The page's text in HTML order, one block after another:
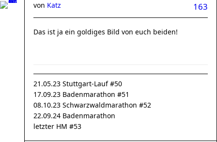
163
von Katz
Das ist ja ein goldiges Bild von euch beiden!
21.05.23 Stuttgart-Lauf #50
17.09.23 Badenmarathon #51
08.10.23 Schwarzwaldmarathon #52
22.09.24 Badenmarathon
letzter HM #53